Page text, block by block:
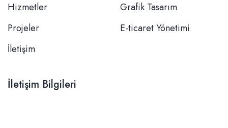
Hizmetler
Projeler
İletişim
Grafik Tasarım
E-ticaret Yönetimi
İletişim Bilgileri